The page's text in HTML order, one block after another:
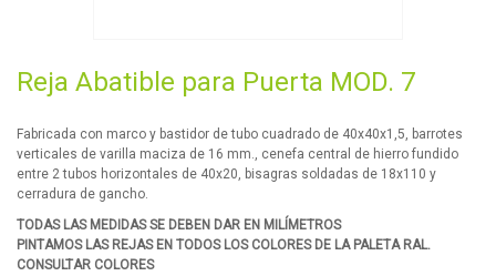
Reja Abatible para Puerta MOD. 7
Fabricada con marco y bastidor de tubo cuadrado de 40x40x1,5, barrotes
verticales de varilla maciza de 16 mm., cenefa central de hierro fundido
entre 2 tubos horizontales de 40x20, bisagras soldadas de 18x110 y
cerradura de gancho.
TODAS LAS MEDIDAS SE DEBEN DAR EN MILÍMETROS
PINTAMOS LAS REJAS EN TODOS LOS COLORES DE LA PALETA RAL.
CONSULTAR COLORES